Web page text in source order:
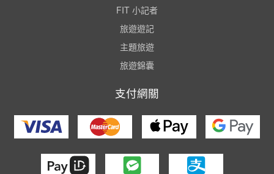
FIT 小記者
旅遊遊記
主題旅遊
旅遊錦囊
支付網關